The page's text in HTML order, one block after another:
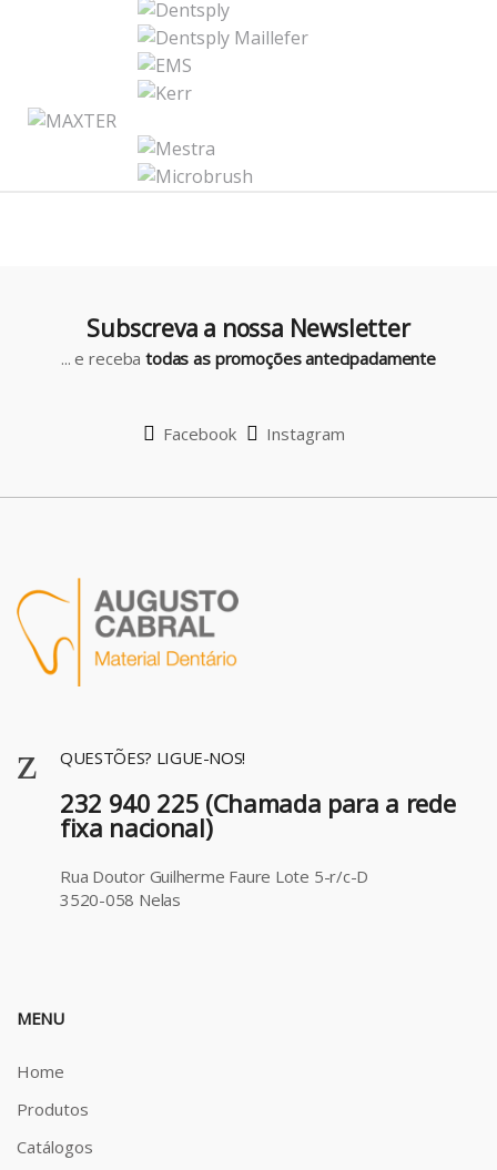
Subscreva a nossa Newsletter
... e recebatodas as promoções antecipadamente
Facebook Instagram
QUESTÕES? LIGUE-NOS!
232 940 225 (Chamada para a rede
fixa nacional)
Rua Doutor Guilherme Faure Lote 5-r/c-D
3520-058 Nelas
MENU
Home
Produtos
Catálogos